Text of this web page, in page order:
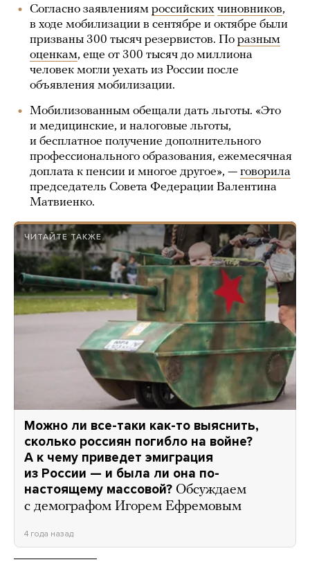
Согласно заявлениям российских чиновников,
в ходе мобилизации в сентябре и октябре были
призваны 300 тысяч резервистов. По разным
оценкам, еще от 300 тысяч до миллиона
человек могли уехать из России после
объявления мобилизации.
Мобилизованным обещали дать льготы. «Это
и медицинские, и налоговые льготы,
и бесплатное получение дополнительного
профессионального образования, ежемесячная
доплата к пенсии и многое другое», — говорила
председатель Совета Федерации Валентина
Матвиенко.
ЧИТАЙТЕ ТАКЖЕ
Можно ли все-таки как-то выяснить,
сколько россиян погибло на войне?
А к чему приведет эмиграция
из России — и была ли она по-
настоящему массовой? Обсуждаем
с демографом Игорем Ефремовым
4 года назад